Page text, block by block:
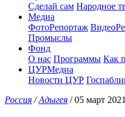
Сделай сам Народное
Медиа
ФотоРепортаж
Промыслы
Фонд
О нас Программы Как
ЦУРМедиа
Новости ЦУР
Россия /Адыгея / 05 март 2021